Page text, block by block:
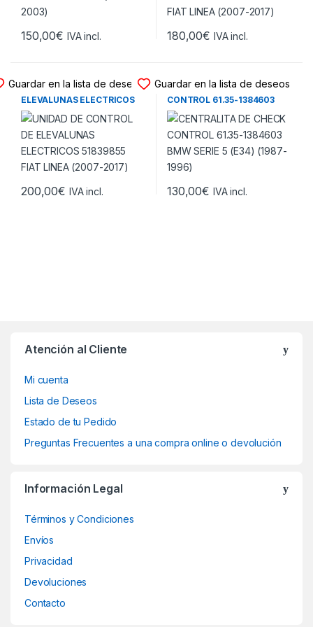
150,00€ IVA incl. 180,00€ IVA incl.
Guardar en la lista de deseos
UNIDAD DE CONTROL DE
ELEVALUNAS ELECTRICOS
51839855 FIAT LINEA (2007-
2017)
200,00€ IVA incl.
Guardar en la lista de deseos
CENTRALITA DE CHECK
CONTROL 61.35-1384603
BMW SERIE 5 (E34) (1987-
1996)
130,00€ IVA incl.
Atención al Cliente
Mi cuenta
Lista de Deseos
Estado de tu Pedido
Preguntas Frecuentes a una compra online o devolución
Información Legal
Términos y Condiciones
Envíos
Privacidad
Devoluciones
Contacto